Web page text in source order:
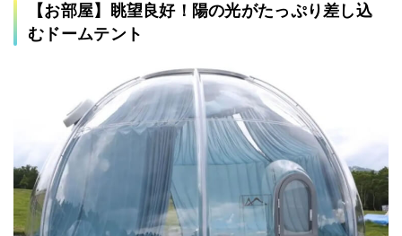
【お部屋】眺望良好！陽の光がたっぷり差し込
むドームテント